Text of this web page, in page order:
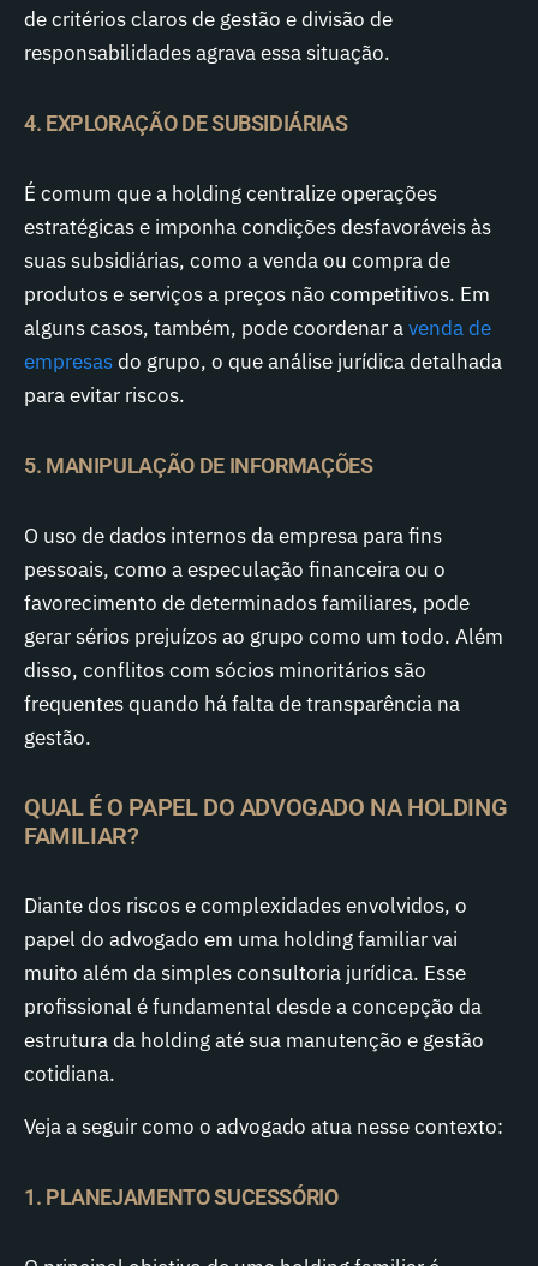
de critérios claros de gestão e divisão de
responsabilidades agrava essa situação.
4. EXPLORAÇÃO DE SUBSIDIÁRIAS
É comum que a holding centralize operações
estratégicas e imponha condições desfavoráveis às
suas subsidiárias, como a venda ou compra de
produtos e serviços a preços não competitivos. Em
alguns casos, também, pode coordenar avenda de
empresasdo grupo, o que análise jurídica detalhada
para evitar riscos.
5. MANIPULAÇÃO DE INFORMAÇÕES
O uso de dados internos da empresa para fins
pessoais, como a especulação financeira ou o
favorecimento de determinados familiares, pode
gerar sérios prejuízos ao grupo como um todo. Além
disso, conflitos com sócios minoritários são
frequentes quando há falta de transparência na
gestão.
QUAL É O PAPEL DO ADVOGADO NA HOLDING
FAMILIAR?
Diante dos riscos e complexidades envolvidos, o
papel do advogado em uma holding familiar vai
muito além da simples consultoria jurídica. Esse
profissional é fundamental desde a concepção da
estrutura da holding até sua manutenção e gestão
cotidiana.
Veja a seguir como o advogado atua nesse contexto:
1. PLANEJAMENTO SUCESSÓRIO